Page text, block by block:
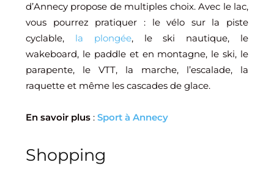
d’Annecy propose de multiples choix.Avec le lac,
vous pourrez pratiquer : le vélo sur la piste
cyclable, la plongée, le ski nautique, le
wakeboard, le paddle et en montagne, le ski, le
parapente, le VTT, la marche, l’escalade, la
raquette et même les cascades de glace.
En savoir plus : Sport à Annecy
Shopping